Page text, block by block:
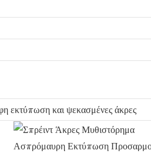
εκτύπωση και ψεκασμένες άκρες